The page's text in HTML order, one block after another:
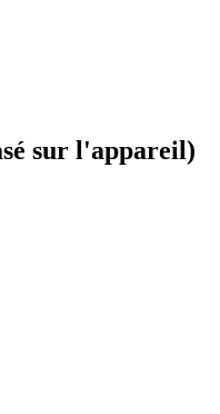
sur l'appareil)